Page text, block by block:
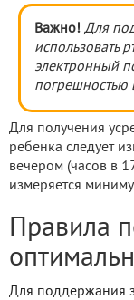
Важно! Для
использовать
электронный
погрешностью
Для получения
ребенка следует
вечером (часов в
измеряется
Правила
Для поддержания